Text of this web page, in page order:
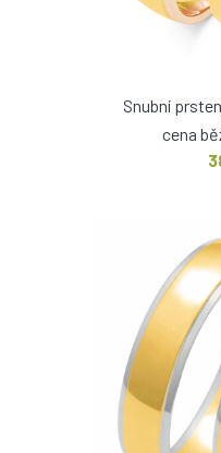
Snubní
cena